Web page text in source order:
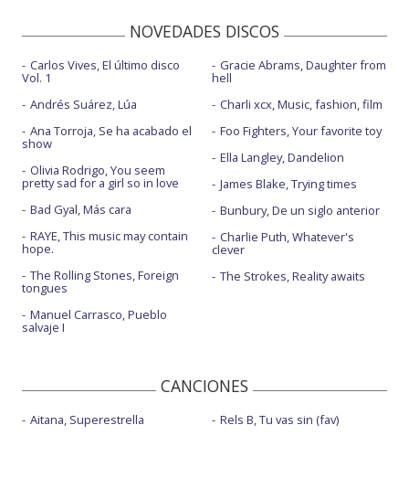
NOVEDADES DISCOS
Carlos Vives, El último disco
Vol. 1
Andrés Suárez, Lúa
Ana Torroja, Se ha acabado el
show
Olivia Rodrigo, You seem
pretty sad for a girl so in love
Bad Gyal, Más cara
RAYE, This music may contain
hope.
The Rolling Stones, Foreign
tongues
Manuel Carrasco, Pueblo
salvaje I
Gracie Abrams, Daughter from
hell
Charli xcx, Music, fashion, film
Foo Fighters, Your favorite toy
Ella Langley, Dandelion
James Blake, Trying times
Bunbury, De un siglo anterior
Charlie Puth, Whatever's
clever
The Strokes, Reality awaits
CANCIONES
Aitana, Superestrella Rels B, Tu vas sin (fav)